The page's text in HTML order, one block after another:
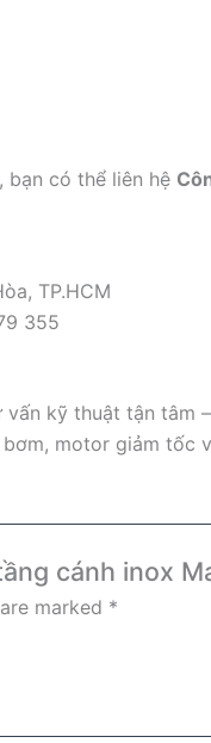
bạn có thể liên hệ
TP.HCM
355
kỹ thuật tận tâm
motor giảm tốc
cánh inox
marked *